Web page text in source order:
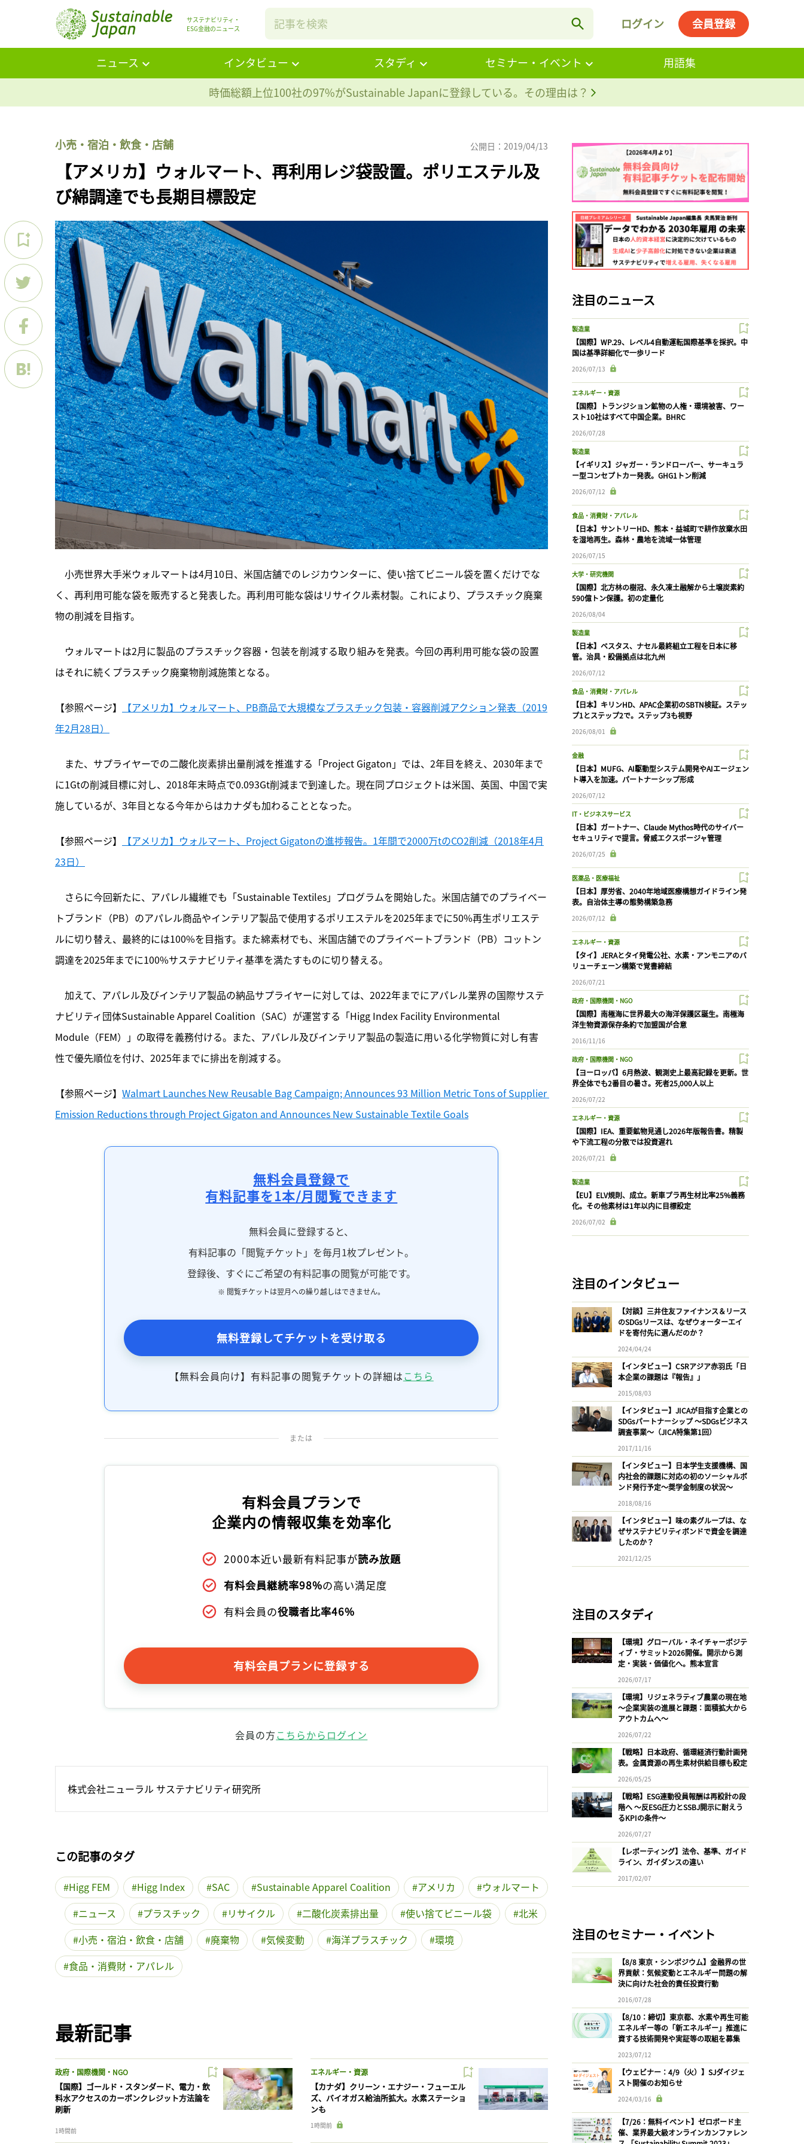
サステナビリティ・
ESG金融のニュース
ログイン 会員登録
ニュース インタビュー スタディ セミナー・イベント
用語集
時価総額上位100社の97%がSustainable Japanに登録している。その理由は？
小売・宿泊・飲食・店舗 公開日：2019/04/13
【アメリカ】ウォルマート、再利用レジ袋設置。ポリエステル及
び綿調達でも長期目標設定
小売世界大手米ウォルマートは4月10日、米国店舗でのレジカウンターに、使い捨てビニール袋を置くだけでな
く、再利用可能な袋を販売すると発表した。再利用可能な袋はリサイクル素材製。これにより、プラスチック廃棄
物の削減を目指す。
ウォルマートは2月に製品のプラスチック容器・包装を削減する取り組みを発表。今回の再利用可能な袋の設置
はそれに続くプラスチック廃棄物削減施策となる。
【参照ページ】
【アメリカ】ウォルマート、PB商品で大規模なプラスチック包装・容器削減アクション発表（2019
年2月28日）
また、サプライヤーでの二酸化炭素排出量削減を推進する「Project Gigaton」では、2年目を終え、2030年まで
に1Gtの削減目標に対し、2018年末時点で0.093Gt削減まで到達した。現在同プロジェクトは米国、英国、中国で実
施しているが、3年目となる今年からはカナダも加わることとなった。
【参照ページ】
【アメリカ】ウォルマート、Project Gigatonの進捗報告。1年間で2000万tのCO2削減（2018年4月
23日）
さらに今回新たに、アパレル繊維でも 「Sustainable Textiles」プログラムを開始した。米国店舗でのプライベー
トブランド（PB）のアパレル商品やインテリア製品で使用するポリエステルを2025年までに50%再生ポリエステ
ルに切り替え、最終的には100%を目指す。また綿素材でも、米国店舗でのプライベートブランド（PB）コットン
調達を2025年までに100%サステナビリティ基準を満たすものに切り替える。
加えて、アパレル及びインテリア製品の納品サプライヤーに対しては、2022年までにアパレル業界の国際サステ
ナビリティ団体Sustainable Apparel Coalition（SAC）が運営する「Higg Index Facility Environmental
Module（FEM）」の取得を義務付ける。また、アパレル及びインテリア製品の製造に用いる化学物質に対し有害
性で優先順位を付け、2025年までに排出を削減する。
【参照ページ】 Walmart Launches New Reusable Bag Campaign; Announces 93 Million Metric Tons of Supplier
Emission Reductions through Project Gigaton and Announces New Sustainable Textile Goals
無料会員登録で
有料記事を1本/月閲覧できます
無料会員に登録すると、
有料記事の「閲覧チケット」を毎月1枚プレゼント。
登録後、すぐにご希望の有料記事の閲覧が可能です。
※ 閲覧チケットは翌月への繰り越しはできません。
無料登録してチケットを受け取る
【無料会員向け】有料記事の閲覧チケットの詳細はこちら
または
有料会員プランで
企業内の情報収集を効率化
2000本近い最新有料記事が読み放題
有料会員継続率98%の高い満足度
有料会員の役職者比率46%
有料会員プランに登録する
会員の方こちらからログイン
株式会社ニューラル サステナビリティ研究所
この記事のタグ
Higg FEM Higg Index SAC Sustainable Apparel Coalition アメリカ
ウォルマート
ニュース
プラスチック リサイクル 二酸化炭素排出量 使い捨てビニール袋
北米
小売・宿泊・飲食・店舗
廃棄物 気候変動 海洋プラスチック
環境
食品・消費財・アパレル
最新記事
政府・国際機関・NGO
【国際】ゴールド・スタンダード、電力・飲
料水アクセスのカーボンクレジット方法論を
刷新
1時間前
エネルギー・資源
【カナダ】クリーン・エナジー・フューエル
ズ、バイオガス給油所拡大。水素ステーショ
ンも
1時間前
注目のニュース
製造業
【国際】WP.29、レベル4自動運転国際基準を採択。中
国は基準詳細化で一歩リード
2026/07/13
エネルギー・資源
【国際】トランジション鉱物の人権・環境被害、ワー
スト10社はすべて中国企業。BHRC
2026/07/28
製造業
【イギリス】ジャガー・ランドローバー、サーキュラ
ー型コンセプトカー発表。GHG1トン削減
2026/07/12
食品・消費財・アパレル
【日本】サントリーHD、熊本・益城町で耕作放棄水田
を湿地再生。森林・農地を流域一体管理
2026/07/15
大学・研究機関
【国際】北方林の樹冠、永久凍土融解から土壌炭素約
590億トン保護。初の定量化
2026/08/04
製造業
【日本】ベスタス、ナセル最終組立工程を日本に移
管。治具・設備拠点は北九州
2026/07/12
食品・消費財・アパレル
【日本】キリンHD、APAC企業初のSBTN検証。ステッ
プ1とステップ2で。ステップ3も視野
2026/08/01
金融
【日本】MUFG、AI駆動型システム開発やAIエージェン
ト導入を加速。パートナーシップ形成
2026/07/12
IT・ビジネスサービス
【日本】ガートナー、Claude Mythos時代のサイバー
セキュリティで提言。脅威エクスポージャ管理
2026/07/25
医薬品・医療福祉
【日本】厚労省、2040年地域医療構想ガイドライン発
表。自治体主導の態勢構築急務
2026/07/12
エネルギー・資源
【タイ】JERAとタイ発電公社、水素・アンモニアのバ
リューチェーン構築で覚書締結
2026/07/21
政府・国際機関・NGO
【国際】南極海に世界最大の海洋保護区誕生。南極海
洋生物資源保存条約で加盟国が合意
2016/11/16
政府・国際機関・NGO
【ヨーロッパ】6月熱波、観測史上最高記録を更新。世
界全体でも2番目の暑さ。死者25,000人以上
2026/07/22
エネルギー・資源
【国際】IEA、重要鉱物見通し2026年版報告書。精製
や下流工程の分散では投資遅れ
2026/07/21
製造業
【EU】ELV規則、成立。新車プラ再生材比率25%義務
化。その他素材は1年以内に目標設定
2026/07/02
注目のインタビュー
【対談】三井住友ファイナンス＆リース
のSDGsリースは、なぜウォーターエイ
ドを寄付先に選んだのか？
2024/04/24
【インタビュー】CSRアジア赤羽氏「日
本企業の課題は『報告』」
2015/08/03
【インタビュー】JICAが目指す企業との
SDGsパートナーシップ 〜SDGsビジネス
調査事業〜（JICA特集第1回）
2017/11/16
【インタビュー】日本学生支援機構、国
内社会的課題に対応の初のソーシャルボ
ンド発行予定〜奨学金制度の状況〜
2018/08/16
【インタビュー】味の素グループは、な
ぜサステナビリティボンドで資金を調達
したのか？
2021/12/25
注目のスタディ
【環境】グローバル・ネイチャーポジテ
ィブ・サミット2026開催。開示から測
定・実装・価値化へ。熊本宣言
2026/07/17
【環境】リジェネラティブ農業の現在地
〜企業実装の進展と課題：面積拡大から
アウトカムへ〜
2026/07/22
【戦略】日本政府、循環経済行動計画発
表。金属資源の再生素材供給目標も設定
2026/05/25
【戦略】ESG連動役員報酬は再設計の段
階へ 〜反ESG圧力とSSBJ開示に耐えう
るKPIの条件〜
2026/07/27
【レポーティング】法令、基準、ガイド
ライン、ガイダンスの違い
2017/02/07
注目のセミナー・イベント
【8/8 東京・シンポジウム】金融界の世
界貢献：気候変動とエネルギー問題の解
決に向けた社会的責任投資行動
2016/07/28
【8/10：締切】東京都、水素や再生可能
エネルギー等の「新エネルギー」推進に
資する技術開発や実証等の取組を募集
2023/07/12
【ウェビナー：4/9（火）】SJダイジェ
スト開催のお知らせ
2024/03/16
【7/26：無料イベント】ゼロボード主
催、業界最大級オンラインカンファレン
記事をお気に入りに保存するには